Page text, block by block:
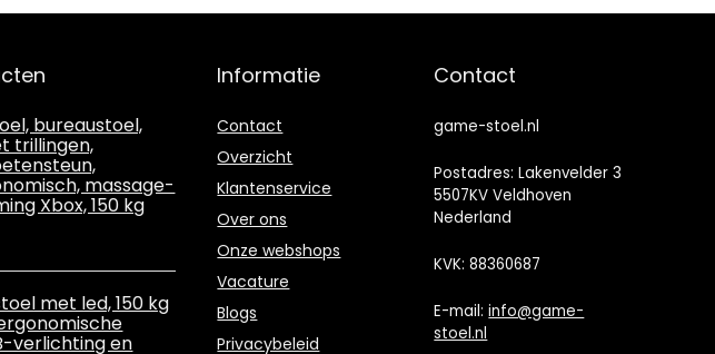
grijs
bureaustoel,
trillingen,
massage-
Xbox, 150 kg
met led, 150 kg
verlichting en
Informatie
Contact
Overzicht
Klantenservice
Over ons
Onze webshops
Vacature
Blogs
Privacybeleid
Contact
game-stoel.nl
Postadres: Lakenvelder 3
5507KV Veldhoven
Nederland
KVK: 88360687
E-mail:info@game-
stoel.nl